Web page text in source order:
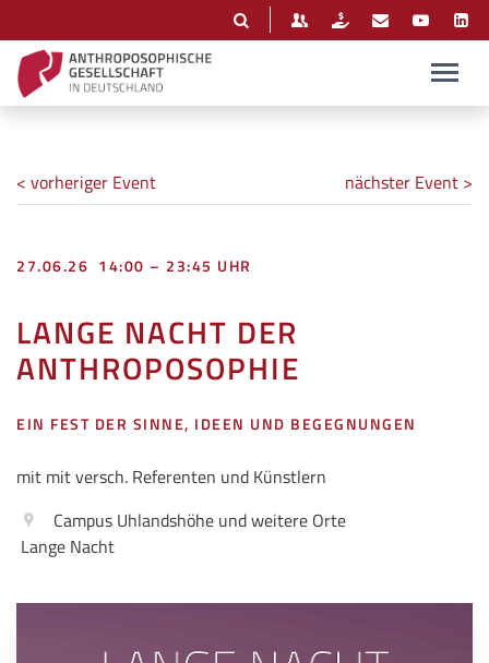
< vorheriger Event nächster Event >
27.06.26 14:00 – 23:45 UHR
LANGE NACHT DER
ANTHROPOSOPHIE
EIN FEST DER SINNE, IDEEN UND BEGEGNUNGEN
mit mit versch. Referenten und Künstlern
Campus Uhlandshöhe und weitere Orte
Lange Nacht